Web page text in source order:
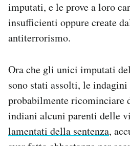
imputati, e le prove a loro
insufficienti oppure create
antiterrorismo.
Ora che gli unici imputati
sono stati assolti, le indagini
probabilmente ricominciare
indiani alcuni parenti delle
lamentati della sentenza,